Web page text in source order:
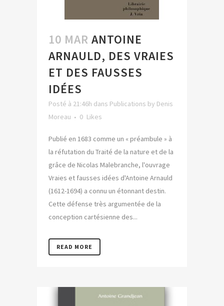
10 MAR ANTOINE
ARNAULD, DES VRAIES
ET DES FAUSSES
IDÉES
Posté à 21:46h dans Publications by Denis
Moreau
0 Likes
Publié en 1683 comme un « préambule » à
la réfutation du Traité de la nature et de la
grâce de Nicolas Malebranche, l'ouvrage
Vraies et fausses idées d'Antoine Arnauld
(1612-1694) a connu un étonnant destin.
Cette défense très argumentée de la
conception cartésienne des...
READ MORE